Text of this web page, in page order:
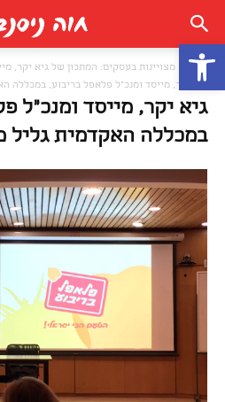
פתח סרגל נגישות
מצויינות בעסקים: המתכון של גיא יקר,
גיא יקר, מייסד ומנכ"ל פלאפל בריבוע, במכללה
גיא יקר, מייסד ומנכ"ל
במכללה האקדמית גליל